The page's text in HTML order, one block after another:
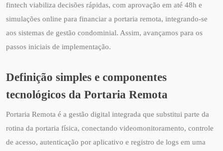
fintech viabiliza decisões rápidas, com aprovação em até 48h e
simulações online para financiar a portaria remota, integrando-se
aos sistemas de gestão condominial. Assim, avançamos para os
passos iniciais de implementação.
Definição simples e componentes
tecnológicos da Portaria Remota
Portaria Remota é a gestão digital integrada que substitui parte da
rotina da portaria física, conectando videomonitoramento, controle
de acesso, autenticação por aplicativo e registro de logs em uma